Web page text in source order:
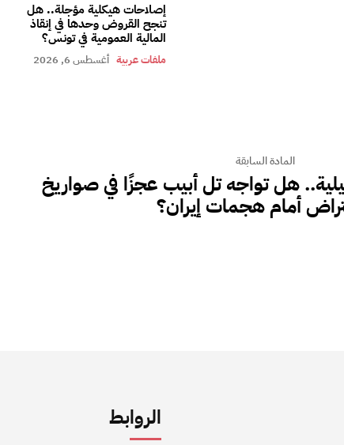
إصلاحات هيكلية مؤجلة.. هل
تنجح القروض وحدها في إنقاذ
المالية العمومية في تونس؟
ملفات عربية أغسطس 6, 2026
المادة السابقة
هل تواجه تل أبيب عجزًا في صواريخ
أمام هجمات إيران؟
الروابط